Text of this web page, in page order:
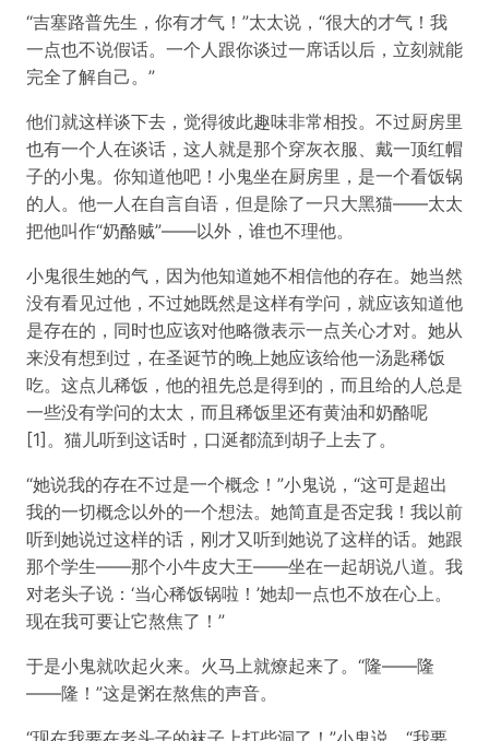
“吉塞路普先生，你有才气！”太太说，“很大的才气！我
一点也不说假话。一个人跟你谈过一席话以后，立刻就能
完全了解自己。”
他们就这样谈下去，觉得彼此趣味非常相投。不过厨房里
也有一个人在谈话，这人就是那个穿灰衣服、戴一顶红帽
子的小鬼。你知道他吧！小鬼坐在厨房里，是一个看饭锅
的人。他一人在自言自语，但是除了一只大黑猫——太太
把他叫作“奶酪贼”——以外，谁也不理他。
小鬼很生她的气，因为他知道她不相信他的存在。她当然
没有看见过他，不过她既然是这样有学问，就应该知道他
是存在的，同时也应该对他略微表示一点关心才对。她从
来没有想到过，在圣诞节的晚上她应该给他一汤匙稀饭
吃。这点儿稀饭，他的祖先总是得到的，而且给的人总是
一些没有学问的太太，而且稀饭里还有黄油和奶酪呢
[1]。猫儿听到这话时，口涎都流到胡子上去了。
“她说我的存在不过是一个概念！”小鬼说，“这可是超出
我的一切概念以外的一个想法。她简直是否定我！我以前
听到她说过这样的话，刚才又听到她说了这样的话。她跟
那个学生——那个小牛皮大王——坐在一起胡说八道。我
对老头子说：‘当心稀饭锅啦！’她却一点也不放在心上。
现在我可要让它熬焦了！”
于是小鬼就吹起火来。火马上就燎起来了。“隆——隆
——隆！”这是粥在熬焦的声音。